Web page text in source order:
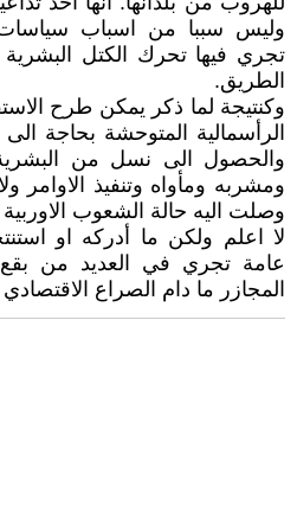
وليس سببا من اسباب
تجري فيها تحرك الكتل
الطريق.
وكنتيجة لما ذكر يمكن طرح
الرأسمالية المتوحشة بحاجة الى
والحصول الى نسل من
ومشربه ومأواه وتنفيذ الاوامر
وصلت اليه حالة الشعوب
لا اعلم ولكن ما أدركه او
عامة تجري في العديد من
المجازر ما دام الصراع